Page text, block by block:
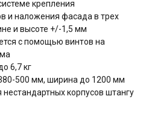
крепления
и наложения фасада в трех
и высоте +/-1,5 мм
с помощью винтов на
6,7 кг
500 мм, ширина до 1200 мм
корпусов штангу